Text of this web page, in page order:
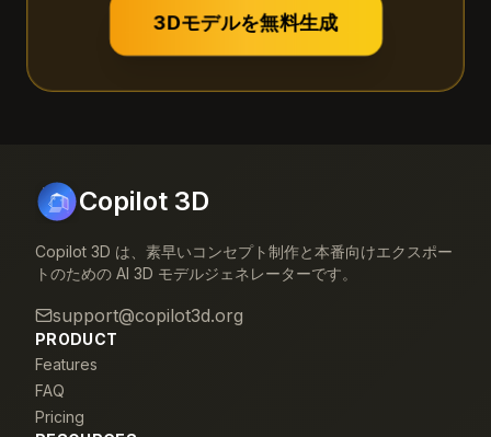
3Dモデルを無料生成
Copilot 3D
Copilot 3D は、素早いコンセプト制作と本番向けエクスポー
トのための AI 3D モデルジェネレーターです。
support@copilot3d.org
PRODUCT
Features
FAQ
Pricing